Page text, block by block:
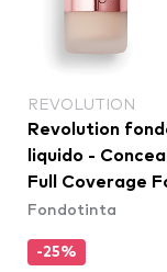
REVOLUTION
Revolution
liquido -
Full Coverage
F1
Fondotinta
-25%